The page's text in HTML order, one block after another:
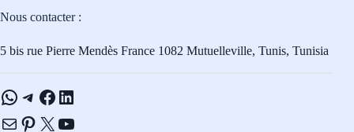
Nous contacter :
5 bis rue Pierre Mendès France 1082 Mutuelleville, Tunis, Tunisia
WhatsApp
Telegram
Facebook
LinkedIn
E-mailPinterest
X YouTube